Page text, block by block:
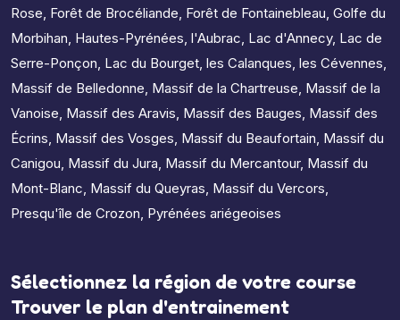
Rose, Forêt de Brocéliande, Forêt de Fontainebleau, Golfe du
Morbihan, Hautes-Pyrénées, l'Aubrac, Lac d'Annecy, Lac de
Serre-Ponçon, Lac du Bourget, les Calanques, les Cévennes,
Massif de Belledonne, Massif de la Chartreuse, Massif de la
Vanoise, Massif des Aravis, Massif des Bauges, Massif des
Écrins, Massif des Vosges, Massif du Beaufortain, Massif du
Canigou, Massif du Jura, Massif du Mercantour, Massif du
Mont-Blanc, Massif du Queyras, Massif du Vercors,
Presqu'île de Crozon, Pyrénées ariégeoises
Sélectionnez la région de votre course
Trouver le plan d'entrainement